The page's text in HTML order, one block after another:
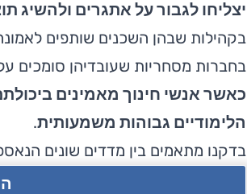
יצליחו לגבור על אתגרים ולהשיג
בקהילות שבהן השכנים שותפים
בחברות מסחריות שעובדיהן סומכים על
כאשר אנשי חינוך מאמינים
הלימודיים גבוהות משמעותית.
בדקנו מתאמים בין מדדים שונים